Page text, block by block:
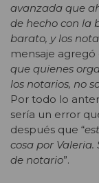
avanzada que
de hecho con la
barato, y los
mensaje agregó
que quienes
los notarios, no
Por todo lo
sería un error
después que “
cosa por Valeria.
de notario”.